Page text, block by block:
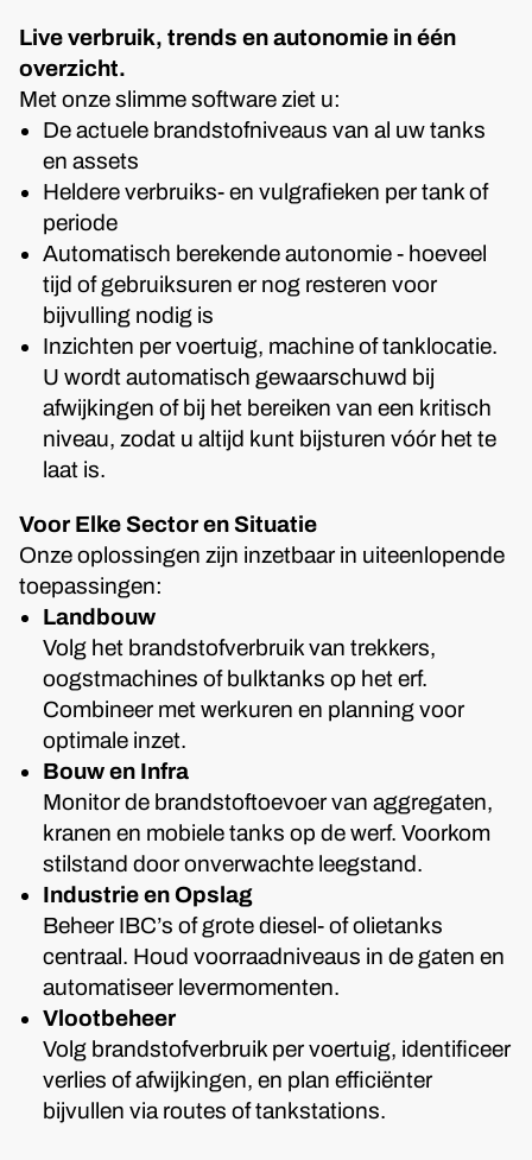
Live verbruik, trends en autonomie in één
overzicht.
Met onze slimme software ziet u:
De actuele brandstofniveaus van al uw tanks
en assets
Heldere verbruiks- en vulgrafieken per tank of
periode
Automatisch berekende autonomie - hoeveel
tijd of gebruiksuren er nog resteren voor
bijvulling nodig is
Inzichten per voertuig, machine of tanklocatie.
U wordt automatisch gewaarschuwd bij
afwijkingen of bij het bereiken van een kritisch
niveau, zodat u altijd kunt bijsturen vóór het te
laat is.
Voor Elke Sector en Situatie
Onze oplossingen zijn inzetbaar in uiteenlopende
toepassingen:
Landbouw
Volg het brandstofverbruik van trekkers,
oogstmachines of bulktanks op het erf.
Combineer met werkuren en planning voor
optimale inzet.
Bouw en Infra
Monitor de brandstoftoevoer van aggregaten,
kranen en mobiele tanks op de werf. Voorkom
stilstand door onverwachte leegstand.
Industrie en Opslag
Beheer IBC’s of grote diesel- of olietanks
centraal. Houd voorraadniveaus in de gaten en
automatiseer levermomenten.
Vlootbeheer
Volg brandstofverbruik per voertuig, identificeer
verlies of afwijkingen, en plan efficiënter
bijvullen via routes of tankstations.